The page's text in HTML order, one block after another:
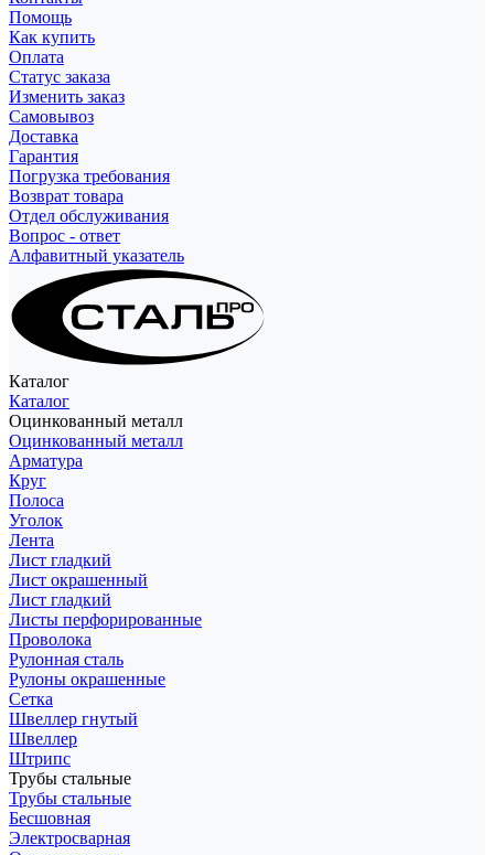
Помощь
Как купить
Оплата
Статус заказа
Изменить заказ
Самовывоз
Доставка
Гарантия
Погрузка требования
Возврат товара
Отдел обслуживания
Вопрос - ответ
Алфавитный указатель
Каталог
Каталог
Оцинкованный металл
Оцинкованный металл
Арматура
Круг
Полоса
Уголок
Лента
Лист гладкий
Лист окрашенный
Лист гладкий
Листы перфорированные
Проволока
Рулонная сталь
Рулоны окрашенные
Сетка
Швеллер гнутый
Швеллер
Штрипс
Трубы стальные
Трубы стальные
Бесшовная
Электросварная